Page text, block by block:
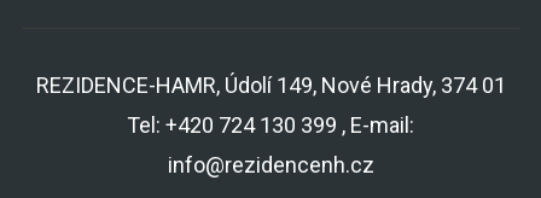
REZIDENCE-HAMR, Údolí 149, Nové Hrady, 374 01
Tel: +420 724 130 399 , E-mail:
info@rezidencenh.cz